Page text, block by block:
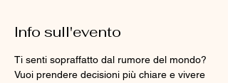
Info sull'evento
Ti senti sopraffatto dal rumore del mondo?
Vuoi prendere decisioni più chiare e vivere